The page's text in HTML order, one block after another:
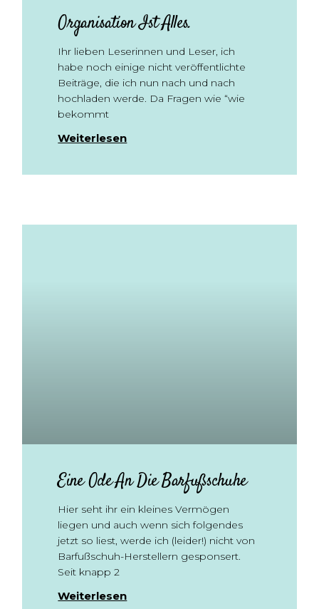
Organisation Ist Alles.
Ihr lieben Leserinnen und Leser, ich
habe noch einige nicht veröffentlichte
Beiträge, die ich nun nach und nach
hochladen werde. Da Fragen wie “wie
bekommt
Weiterlesen
Eine Ode An Die Barfußschuhe
Hier seht ihr ein kleines Vermögen
liegen und auch wenn sich folgendes
jetzt so liest, werde ich (leider!) nicht von
Barfußschuh-Herstellern gesponsert.
Seit knapp 2
Weiterlesen